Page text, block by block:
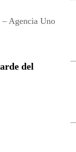
– Agencia Uno
del